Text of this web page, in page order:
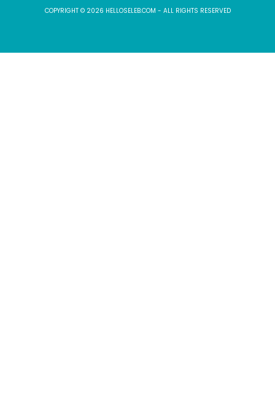
COPYRIGHT © 2026 HELLOSELEB.COM - ALL RIGHTS RESERVED